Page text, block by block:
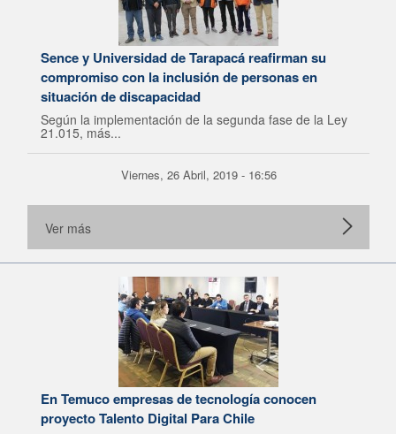
Sence y Universidad de Tarapacá reafirman su
compromiso con la inclusión de personas en
situación de discapacidad
Según la implementación de la segunda fase de la Ley
21.015, más...
Viernes, 26 Abril, 2019 - 16:56
Ver más
En Temuco empresas de tecnología conocen
proyecto Talento Digital Para Chile